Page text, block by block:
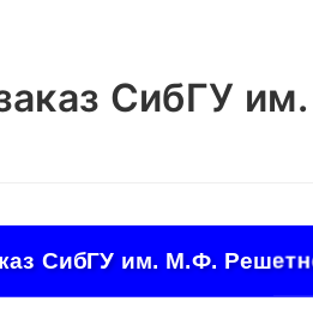
СибГУ
СибГУ им. М.Ф.